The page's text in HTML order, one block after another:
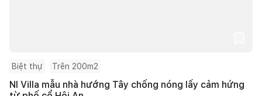
Biệt thự Trên 200m2
NI Villa mẫu nhà hướng Tây chống nóng lấy cảm hứng